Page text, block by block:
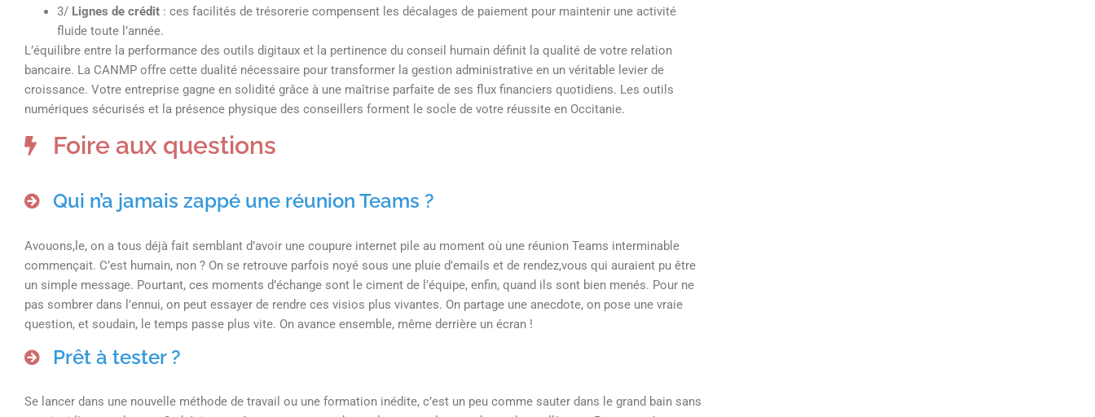
3/ Lignes de crédit : ces facilités de trésorerie compensent les décalages de paiement pour maintenir une activité
fluide toute l’année.
L’équilibre entre la performance des outils digitaux et la pertinence du conseil humain définit la qualité de votre relation
bancaire. La CANMP offre cette dualité nécessaire pour transformer la gestion administrative en un véritable levier de
croissance. Votre entreprise gagne en solidité grâce à une maîtrise parfaite de ses flux financiers quotidiens. Les outils
numériques sécurisés et la présence physique des conseillers forment le socle de votre réussite en Occitanie.
Foire aux questions
Qui n’a jamais zappé une réunion Teams ?
Avouons,le, on a tous déjà fait semblant d’avoir une coupure internet pile au moment où une réunion Teams interminable
commençait. C’est humain, non ? On se retrouve parfois noyé sous une pluie d’emails et de rendez,vous qui auraient pu être
un simple message. Pourtant, ces moments d’échange sont le ciment de l’équipe, enfin, quand ils sont bien menés. Pour ne
pas sombrer dans l’ennui, on peut essayer de rendre ces visios plus vivantes. On partage une anecdote, on pose une vraie
question, et soudain, le temps passe plus vite. On avance ensemble, même derrière un écran !
Prêt à tester ?
Se lancer dans une nouvelle méthode de travail ou une formation inédite, c’est un peu comme sauter dans le grand bain sans